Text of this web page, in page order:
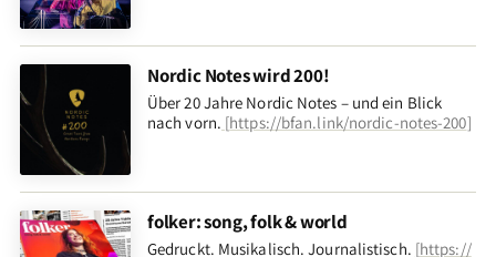
Nordic Notes wird 200!
Über 20 Jahre Nordic Notes – und ein Blick
nach vorn. [https://bfan.link/nordic-notes-200]
folker: song, folk & world
Gedruckt. Musikalisch. Journalistisch. [https://